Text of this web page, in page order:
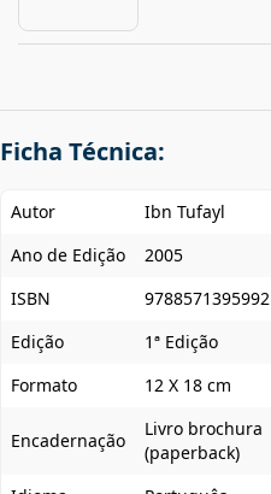
Ficha Técnica:
Autor
Ibn Tufayl
Ano de Edição
2005
ISBN
9788571395992
Edição
1ª Edição
Formato
12 X 18 cm
Encadernação
Livro brochura
(paperback)